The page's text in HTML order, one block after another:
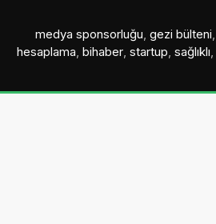
medya sponsorluğu, gezi bülteni,
hesaplama, bihaber, startup, sağlıklı,